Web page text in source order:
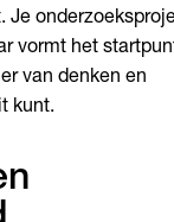
Je
vormt het
van denken en
kunt.